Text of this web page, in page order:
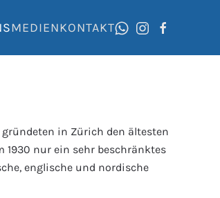
MEDIENKONTAKT
in Zürich den ältesten
1930 nur ein sehr beschränktes
englische und nordische